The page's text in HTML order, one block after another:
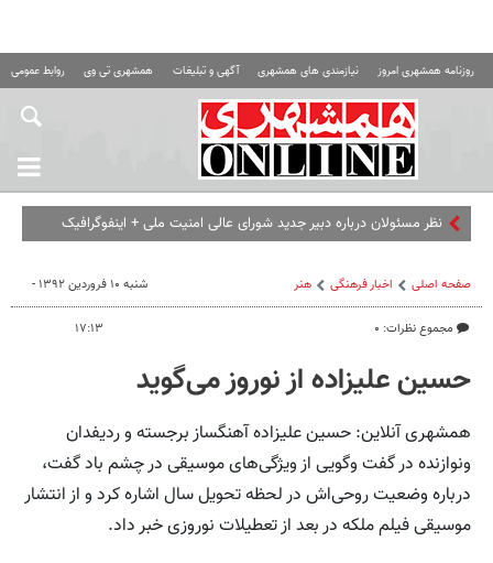
روزنامه همشهری امروز نیازمندی های همشهری آگهی و تبلیغات همشهری تی وی روابط عمومی
نظر مسئولان درباره دبیر جدید شورای عالی امنیت ملی + اینفوگرافیک
صفحه اصلی اخبار فرهنگی هنر
مجموع نظرات: ۰
شنبه ۱۰ فروردین ۱۳۹۲ -
۱۷:۱۳
حسین علیزاده از نوروز می‌گوید
همشهری آنلاین: حسین علیزاده آهنگساز برجسته و ردیفدان
ونوازنده در گفت وگویی از ویژگی‌های موسیقی در چشم باد گفت،
درباره وضعیت روحی‌اش در لحظه تحویل سال اشاره کرد و از انتشار
موسیقی فیلم ملکه در بعد از تعطیلات نوروزی خبر داد.